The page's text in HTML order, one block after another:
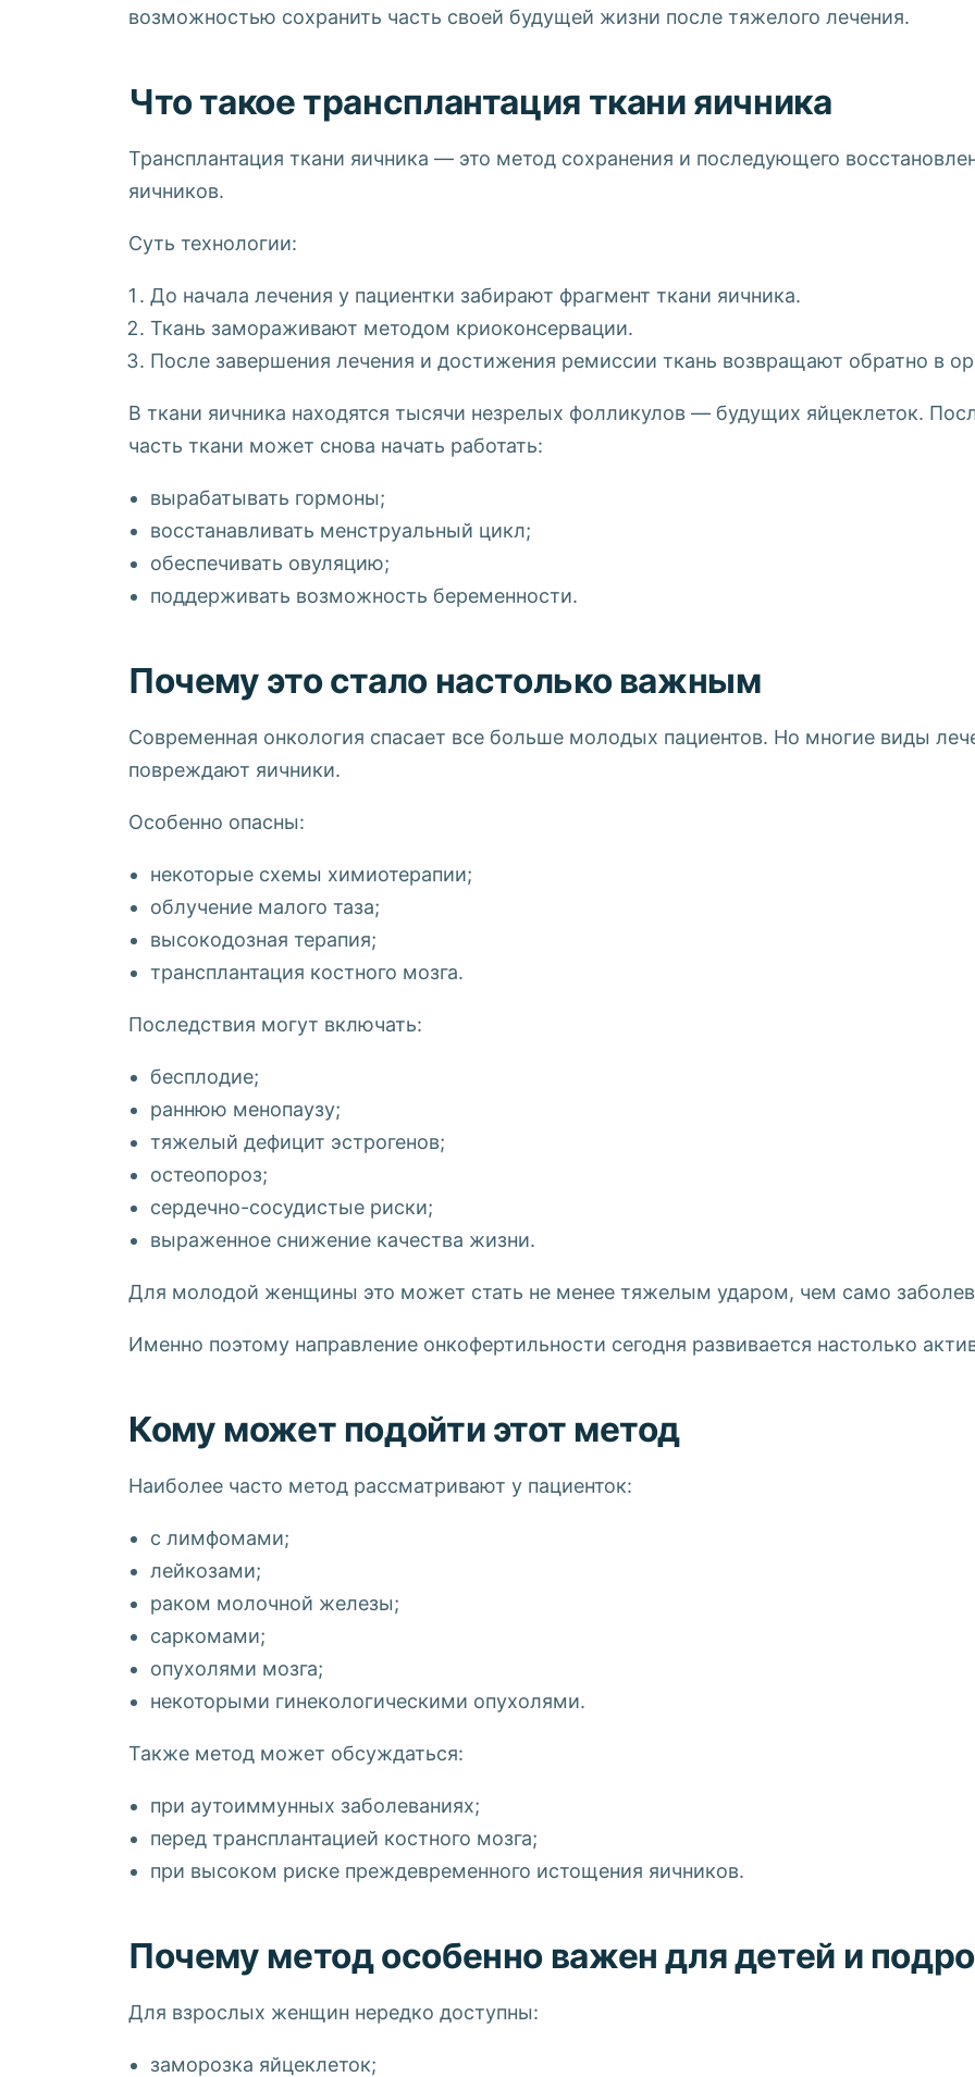
возможностью сохранить часть своей будущей жизни после тяжелого лечения.
Что такое трансплантация ткани яичника
Трансплантация ткани яичника — это метод сохранения и последующего
яичников.
Суть технологии:
До начала лечения у пациентки забирают фрагмент ткани яичника.
Ткань замораживают методом криоконсервации.
После завершения лечения и достижения ремиссии ткань возвращают обратно в
В ткани яичника находятся тысячи незрелых фолликулов — будущих яйцеклеток.
часть ткани может снова начать работать:
вырабатывать гормоны;
восстанавливать менструальный цикл;
обеспечивать овуляцию;
поддерживать возможность беременности.
Почему это стало настолько важным
Современная онкология спасает все больше молодых пациентов. Но многие виды
повреждают яичники.
Особенно опасны:
некоторые схемы химиотерапии;
облучение малого таза;
высокодозная терапия;
трансплантация костного мозга.
Последствия могут включать:
бесплодие;
раннюю менопаузу;
тяжелый дефицит эстрогенов;
остеопороз;
сердечно-сосудистые риски;
выраженное снижение качества жизни.
Для молодой женщины это может стать не менее тяжелым ударом, чем само
Именно поэтому направление онкофертильности сегодня развивается настолько
Кому может подойти этот метод
Наиболее часто метод рассматривают у пациенток:
с лимфомами;
лейкозами;
раком молочной железы;
саркомами;
опухолями мозга;
некоторыми гинекологическими опухолями.
Также метод может обсуждаться:
при аутоиммунных заболеваниях;
перед трансплантацией костного мозга;
при высоком риске преждевременного истощения яичников.
Почему метод особенно важен для детей и
Для взрослых женщин нередко доступны:
заморозка яйцеклеток;